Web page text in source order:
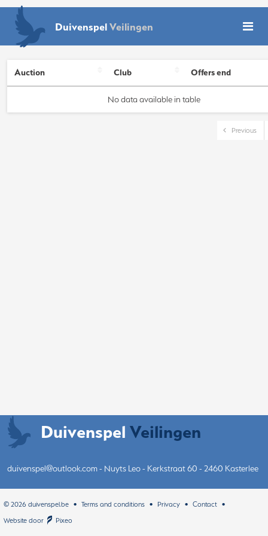
DuivenspelVeilingen
Auction Club Offers end
No data available in table
Previous
DuivenspelVeilingen
duivenspel@outlook.com- Nuyts Leo - Kerkstraat 60 - 2460 Kasterlee
© 2026 duivenspel.be Terms and conditions Privacy Contact •
Website door
Pixeo